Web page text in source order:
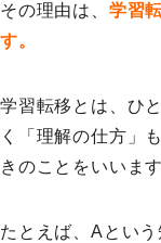
その理由は、 学習
す。
学習転移とは、ひ
く「理解の仕方」
きのことをいいます
たとえば、Aとい